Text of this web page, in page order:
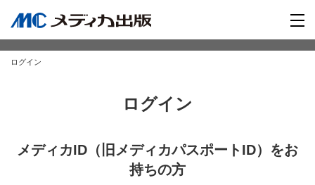
ログイン
ログイン
メディカID（旧メディカパスポートID）をお
持ちの方